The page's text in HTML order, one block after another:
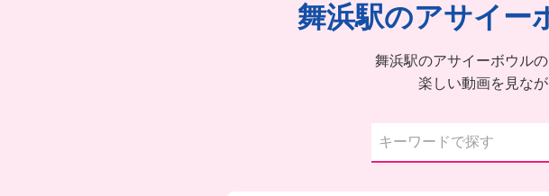
舞浜駅のアサイー
舞浜駅のアサイーボウル
楽しい動画を見な